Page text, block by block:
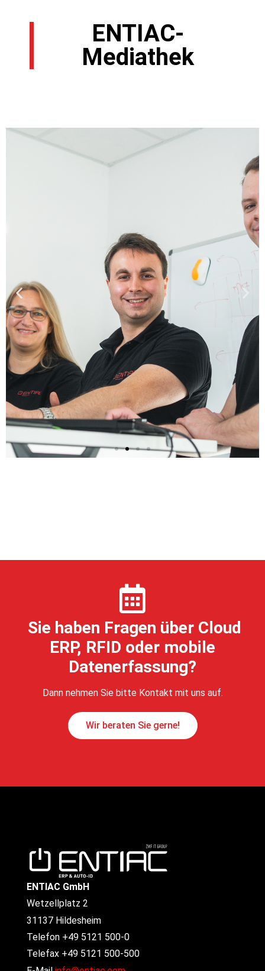
ENTIAC-
Mediathek
Sie haben Fragen über Cloud
ERP, RFID oder mobile
Datenerfassung?
Dann nehmen Sie bitte Kontakt mit uns auf.
Wir beraten Sie gerne!
ENTIAC GmbH
Wetzellplatz 2
31137 Hildesheim
Telefon +49 5121 500-0
Telefax +49 5121 500-500